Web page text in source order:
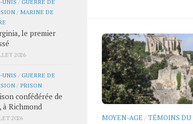
MOYEN-AGE /TÉMOINS DU
/ MARINE DE
le premier
2026
UNIS /GUERRE DE
/ PRISON
confédérée de
à Richmond
2026